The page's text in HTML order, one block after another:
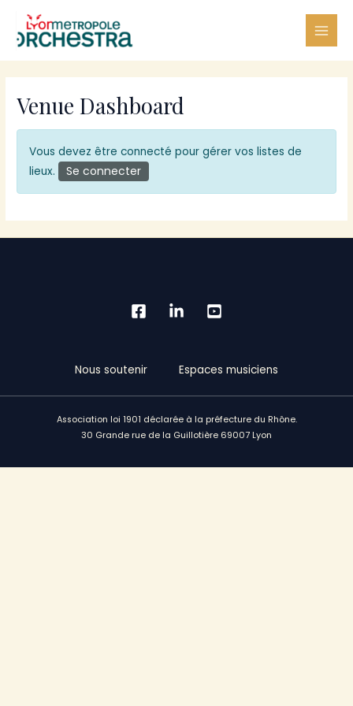
contenu
Venue Dashboard
Vous devez être connecté pour gérer vos listes de
lieux.
Se connecter
Nous soutenir Espaces musiciens
Association loi 1901 déclarée à la préfecture du Rhône.
30 Grande rue de la Guillotière 69007 Lyon